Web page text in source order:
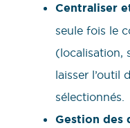
Centraliser
seule fois le
(localisation,
laisser l’outil
sélectionnés.
Gestion des